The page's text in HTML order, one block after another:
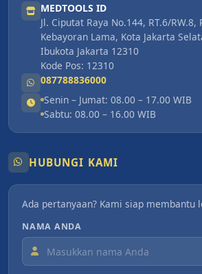
MEDTOOLS ID
Jl. Ciputat Raya No.144, RT.6/RW.8,
Kebayoran Lama, Kota Jakarta
Ibukota Jakarta 12310
Kode Pos: 12310
087788836000
Senin – Jumat: 08.00 – 17.00 WIB
Sabtu: 08.00 – 16.00 WIB
HUBUNGI KAMI
Ada pertanyaan? Kami siap membantu
NAMA ANDA